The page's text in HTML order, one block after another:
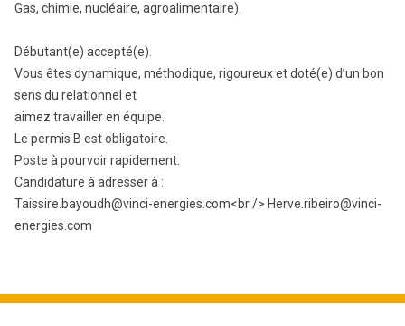
Gas, chimie, nucléaire, agroalimentaire).
Débutant(e) accepté(e).
Vous êtes dynamique, méthodique, rigoureux et doté(e) d’un bon
sens du relationnel et
aimez travailler en équipe.
Le permis B est obligatoire.
Poste à pourvoir rapidement.
Candidature à adresser à :
Taissire.bayoudh@vinci-energies.com<br /> Herve.ribeiro@vinci-
energies.com